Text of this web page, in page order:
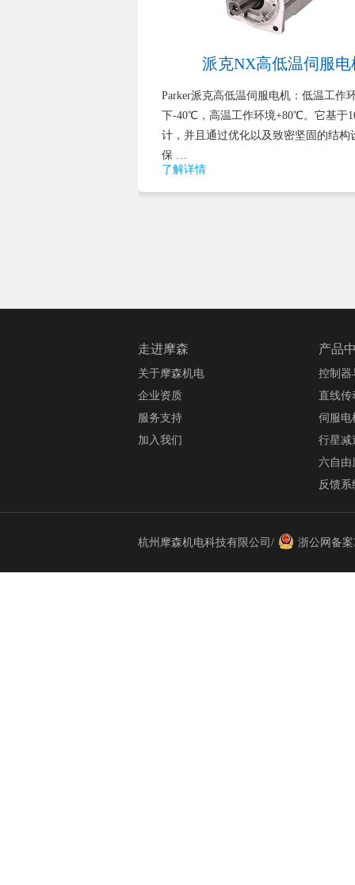
派克NX高低温伺服电
Parker派克高低温伺服电机：低温工作
下-40℃，高温工作环境+80℃。它基于
计，并且通过优化以及致密坚固的结构
保 …
了解详情
走进摩森
关于摩森机电
企业资质
服务支持
加入我们
产品
控制器
直线传
伺服电
行星减
六自由
反馈系
杭州摩森机电科技有限公司/ 浙公网备案